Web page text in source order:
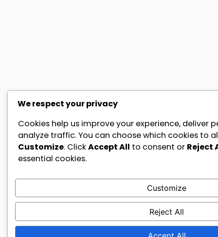
We respect your privacy
Cookies help us improve your experience, deliver
analyze traffic. You can choose which cookies to
Customize. ClickAccept All to consent or Reject
essential cookies.
Customize
Reject All